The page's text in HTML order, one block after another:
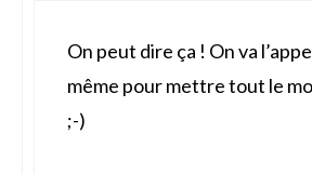
On peut dire ça ! On va
même pour mettre tout le
;-)